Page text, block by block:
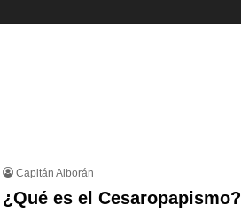
Capitán Alborán
¿Qué es el Cesaropapismo?